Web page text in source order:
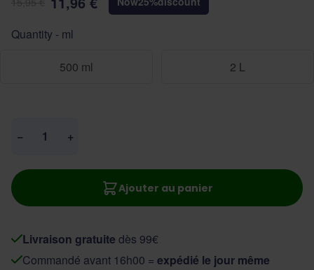
Quantity - ml
500 ml 2 L
− +
Ajouter au panier
Livraison gratuite dès 99€
Commandé avant 16h00 = expédié le jour même